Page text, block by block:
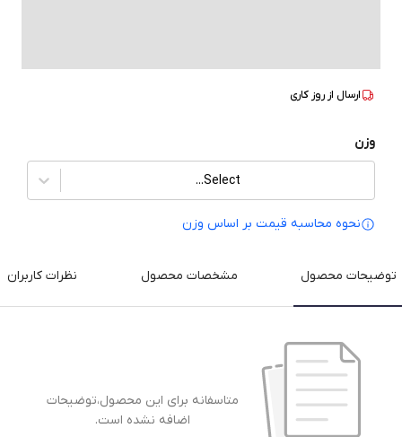
ارسال از روز کاری
وزن
Select...
نحوه محاسبه قیمت بر‌ اساس وزن
توضیحات محصول مشخصات محصول نظرات کاربران
متاسفانه برای این محصول،توضیحات
اضافه نشده است.